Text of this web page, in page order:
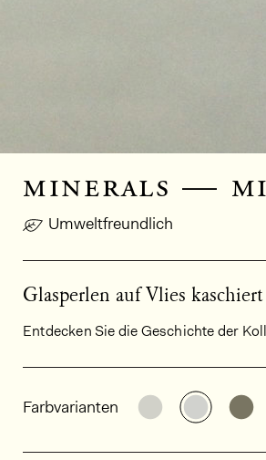
minerals —
Umweltfreundlich
Glasperlen auf Vlies kaschiert
Entdecken Sie die Geschichte der
Allgemeine
Farbvarianten Weitere